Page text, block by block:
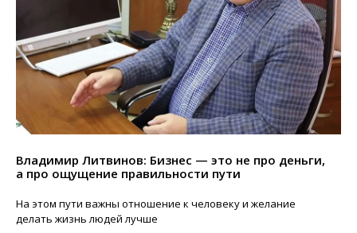
Владимир Литвинов: Бизнес — это не про деньги,
а про ощущение правильности пути
На этом пути важны отношение к человеку и желание
делать жизнь людей лучше